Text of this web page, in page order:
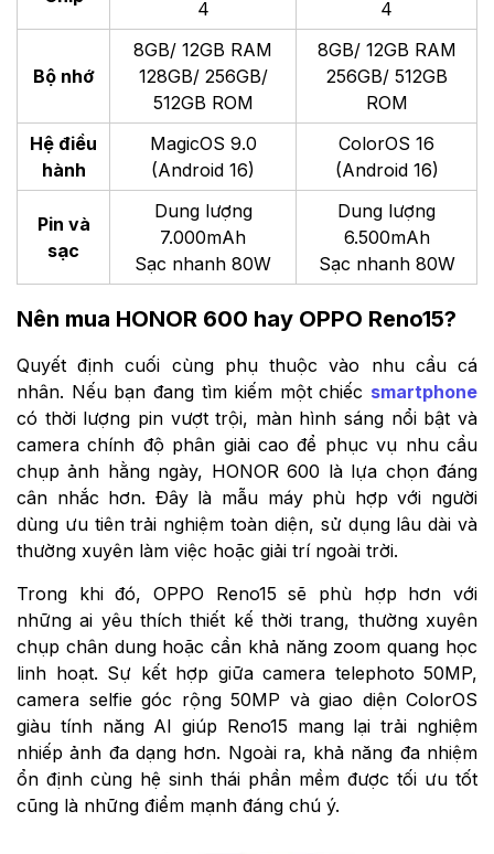
4
4
Bộ nhớ
8GB/ 12GB RAM
128GB/ 256GB/
512GB ROM
8GB/ 12GB RAM
256GB/ 512GB
ROM
Hệ điều
hành
MagicOS 9.0
(Android 16)
ColorOS 16
(Android 16)
Pin và
sạc
Dung lượng
7.000mAh
Sạc nhanh 80W
Dung lượng
6.500mAh
Sạc nhanh 80W
Nên mua HONOR 600 hay OPPO Reno15?
Quyết định cuối cùng phụ thuộc vào nhu cầu cá
nhân. Nếu bạn đang tìm kiếm một chiếc smartphone
có thời lượng pin vượt trội, màn hình sáng nổi bật và
camera chính độ phân giải cao để phục vụ nhu cầu
chụp ảnh hằng ngày, HONOR 600 là lựa chọn đáng
cân nhắc hơn. Đây là mẫu máy phù hợp với người
dùng ưu tiên trải nghiệm toàn diện, sử dụng lâu dài và
thường xuyên làm việc hoặc giải trí ngoài trời.
Trong khi đó, OPPO Reno15 sẽ phù hợp hơn với
những ai yêu thích thiết kế thời trang, thường xuyên
chụp chân dung hoặc cần khả năng zoom quang học
linh hoạt. Sự kết hợp giữa camera telephoto 50MP,
camera selfie góc rộng 50MP và giao diện ColorOS
giàu tính năng AI giúp Reno15 mang lại trải nghiệm
nhiếp ảnh đa dạng hơn. Ngoài ra, khả năng đa nhiệm
ổn định cùng hệ sinh thái phần mềm được tối ưu tốt
cũng là những điểm mạnh đáng chú ý.